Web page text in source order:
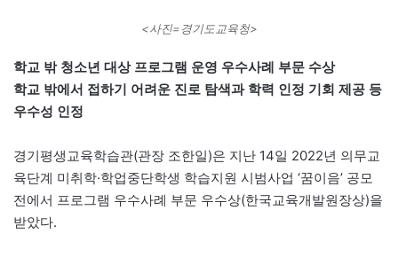
<사진=경기도교육청>
학교 밖 청소년 대상 프로그램 운영 우수사례 부문 수상
학교 밖에서 접하기 어려운 진로 탐색과 학력 인정 기회 제공 등
우수성 인정
경기평생교육학습관(관장 조한일)은 지난 14일 2022년 의무교
육단계 미취학·학업중단학생 학습지원 시범사업 ‘꿈이음’ 공모
전에서 프로그램 우수사례 부문 우수상(한국교육개발원장상)을
받았다.